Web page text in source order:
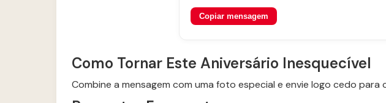
Copiar mensagem
Como Tornar Este Aniversário Inesquecível
Combine a mensagem com uma foto especial e envie logo cedo para